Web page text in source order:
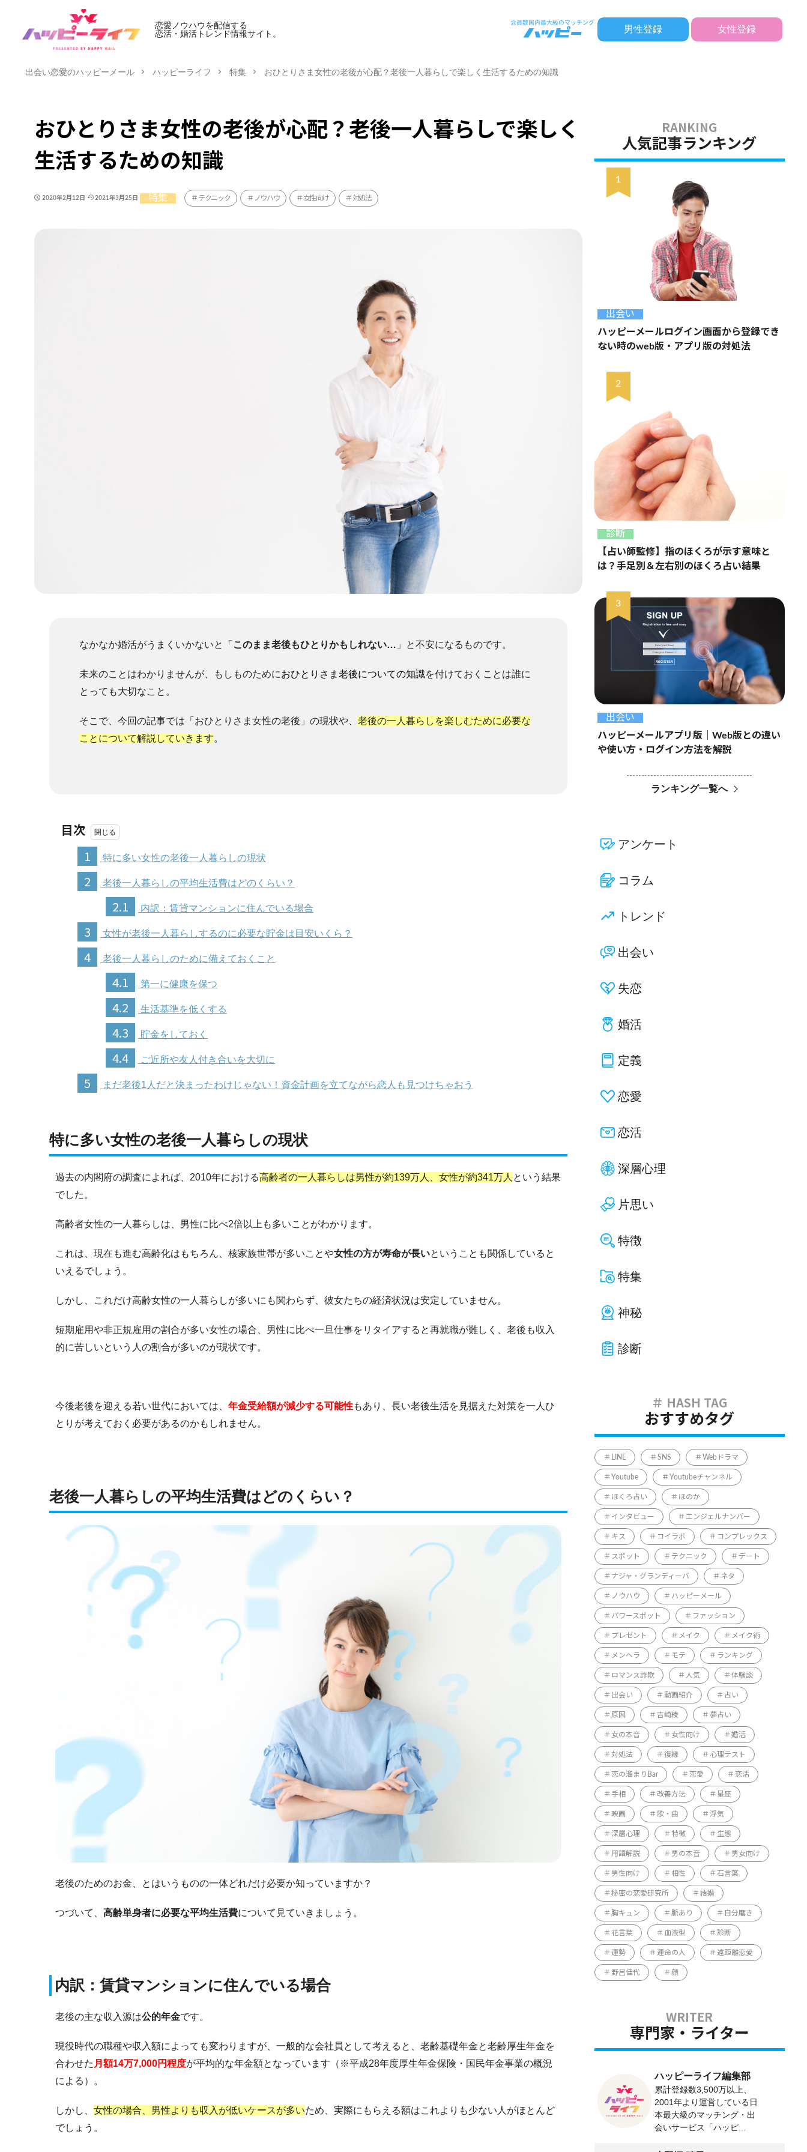
恋愛ノウハウを配信する
恋活・婚活トレンド情報サイト。
男性登録 女性登録
出会い恋愛のハッピーメール ハッピーライフ 特集 おひとりさま女性の老後が心配？老後一人暮らしで楽しく生活するための知識
おひとりさま女性の老後が心配？老後一人暮らしで楽しく
生活するための知識
2020年2月12日 2021年3月25日 特集 テクニック ノウハウ 女性向け 対処法
なかなか婚活がうまくいかないと「 このまま老後もひとりかもしれない… 」と不安になるものです。
未来のことはわかりませんが、もしものためにおひとりさま老後についての知識を付けておくことは誰に
とっても大切なこと。
そこで、今回の記事では「おひとりさま女性の老後」の現状や、 老後の一人暮らしを楽しむために必要な
ことについて解説していきます。
目次
1
特に多い女性の老後一人暮らしの現状
2 老後一人暮らしの平均生活費はどのくらい？
2.1 内訳：賃貸マンションに住んでいる場合
3 女性が老後一人暮らしするのに必要な貯金は目安いくら？
4 老後一人暮らしのために備えておくこと
4.1 第一に健康を保つ
4.2 生活基準を低くする
4.3 貯金をしておく
4.4 ご近所や友人付き合いを大切に
5 まだ老後1人だと決まったわけじゃない！資金計画を立てながら恋人も見つけちゃおう
特に多い女性の老後一人暮らしの現状
過去の内閣府の調査によれば、2010年における高齢者の一人暮らしは男性が約139万人、女性が約341万人 という結果
でした。
高齢者女性の一人暮らしは、男性に比べ2倍以上も多いことがわかります。
これは、現在も進む高齢化はもちろん、核家族世帯が多いことや女性の方が寿命が長いということも関係していると
いえるでしょう。
しかし、これだけ高齢女性の一人暮らしが多いにも関わらず、彼女たちの経済状況は安定していません。
短期雇用や非正規雇用の割合が多い女性の場合、男性に比べ一旦仕事をリタイアすると再就職が難しく、老後も収入
的に苦しいという人の割合が多いのが現状です。
今後老後を迎える若い世代においては、 年金受給額が減少する可能性もあり、長い老後生活を見据えた対策を一人ひ
とりが考えておく必要があるのかもしれません。
老後一人暮らしの平均生活費はどのくらい？
老後のためのお金、とはいうものの一体どれだけ必要か知っていますか？
つづいて、 高齢単身者に必要な平均生活費について見ていきましょう。
内訳：賃貸マンションに住んでいる場合
老後の主な収入源は公的年金です。
現役時代の職種や収入額によっても変わりますが、一般的な会社員として考えると、老齢基礎年金と老齢厚生年金を
合わせた 月額14万7,000円程度が平均的な年金額となっています（※平成28年度厚生年金保険・国民年金事業の概況
による）。
しかし、 女性の場合、男性よりも収入が低いケースが多いため、実際にもらえる額はこれよりも少ない人がほとんど
でしょう。
人気記事ランキング
出会い
ハッピーメールログイン画面から登録でき
ない時のweb版・アプリ版の対処法
診断
【占い師監修】指のほくろが示す意味と
は？手足別＆左右別のほくろ占い結果
出会い
ハッピーメールアプリ版｜Web版との違い
や使い方・ログイン方法を解説
ランキング一覧へ
アンケート
コラム
トレンド
出会い
失恋
婚活
定義
恋愛
恋活
深層心理
片思い
特徴
特集
神秘
診断
おすすめタグ
LINE SNS Webドラマ
Youtube Youtubeチャンネル
ほくろ占い ほのか
インタビュー エンジェルナンバー
キス コイラボ コンプレックス
スポット テクニック デート
ナジャ・グランディーバ ネタ
ノウハウ ハッピーメール
パワースポット ファッション
プレゼント メイク メイク術
メンヘラ モテ ランキング
ロマンス詐欺 人気 体験談
出会い 動画紹介 占い
原因 吉崎綾 夢占い
女の本音 女性向け 婚活
対処法 復縁 心理テスト
恋の溜まりBar 恋愛 恋活
手相 改善方法 星座
映画 歌・曲 浮気
深層心理 特徴 生態
用語解説 男の本音 男女向け
男性向け 相性 石言葉
秘密の恋愛研究所 結婚
胸キュン 脈あり 自分磨き
花言葉 血液型 診断
運勢 運命の人 遠距離恋愛
野呂佳代 顔
専門家・ライター
ハッピーライフ編集部
累計登録数3,500万以上、
2001年より運営している日
本最大級のマッチング・出
会いサービス「ハッピ...